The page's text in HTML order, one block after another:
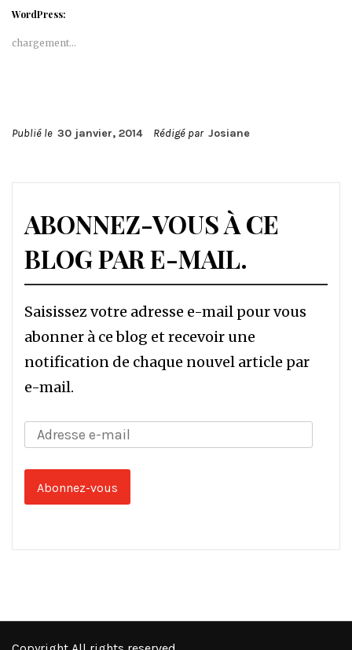
WordPress:
chargement…
Publié le 30 janvier, 2014 Rédigé par Josiane
ABONNEZ-VOUS À CE
BLOG PAR E-MAIL.
Saisissez votre adresse e-mail pour vous
abonner à ce blog et recevoir une
notification de chaque nouvel article par
e-mail.
Adresse
mail
Abonnez-vous